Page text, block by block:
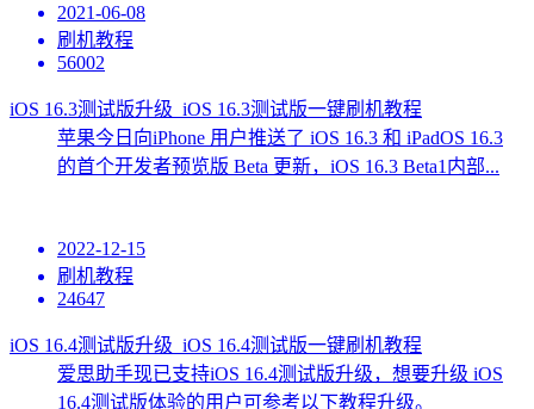
2021-06-08
刷机教程
56002
iOS 16.3测试版升级_iOS 16.3测试版一键刷机教程
苹果今日向iPhone 用户推送了 iOS 16.3 和 iPadOS 16.3
的首个开发者预览版 Beta 更新，iOS 16.3 Beta1内部...
2022-12-15
刷机教程
24647
iOS 16.4测试版升级_iOS 16.4测试版一键刷机教程
爱思助手现已支持iOS 16.4测试版升级，想要升级 iOS
16.4测试版体验的用户可参考以下教程升级。